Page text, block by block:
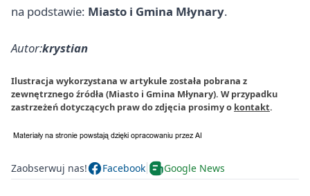
na podstawie: Miasto i Gmina Młynary.
Autor:krystian
Ilustracja wykorzystana w artykule została pobrana z
zewnętrznego źródła (Miasto i Gmina Młynary). W przypadku
zastrzeżeń dotyczących praw do zdjęcia prosimy o kontakt.
Zaobserwuj nas! Facebook Google News